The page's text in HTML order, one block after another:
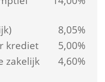
8,05%
krediet
5,00%
zakelijk
4,60%